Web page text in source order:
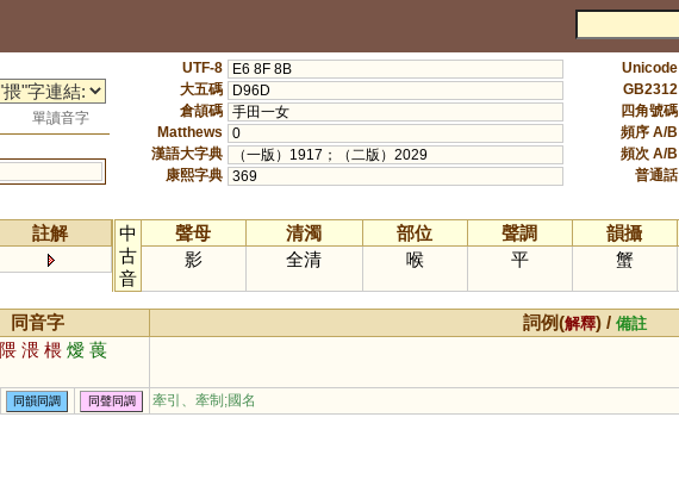
單讀音字
UTF-8
E6 8F 8B
大五碼
D96D
倉頡碼 手田一女
Matthews
0
漢語大字典
（一版）1917；（二版）2029
康熙字典 369
Unicode
GB2312
四角號碼
頻序 A/B
頻次 A/B
普通話
註解
中
古
音
聲母 清濁 部位 聲調 韻攝
影
全清 喉 平 蟹
同音字 詞例(解釋) /備註
隈 渨 椳 燰 葨
同韻同調 同聲同調 牽引、牽制;國名